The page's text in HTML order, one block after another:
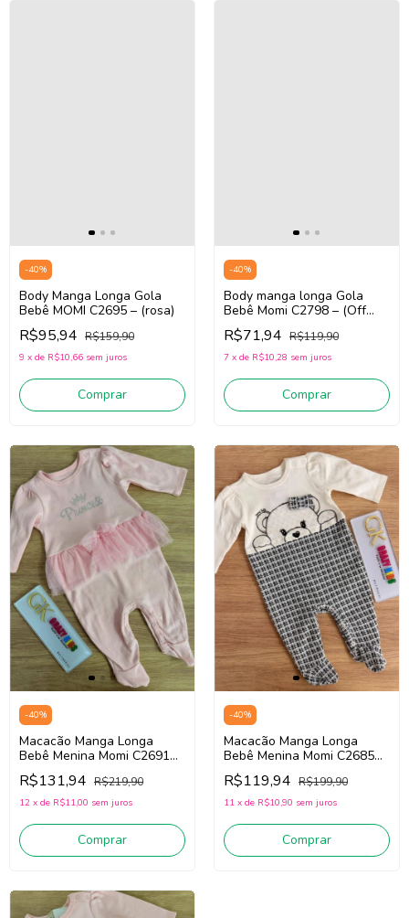
-40%
Body Manga Longa Gola
Bebê MOMI C2695 – (rosa)
R$95,94 R$159,90
9 x de R$10,66 sem juros
Comprar
-40%
Body manga longa Gola
Bebê Momi C2798 – (Off
White) | Lançamento
Inverno 2026
R$71,94 R$119,90
7 x de R$10,28 sem juros
Comprar
-40%
Macacão Manga Longa
Bebê Menina Momi C2691
(Rosa)
R$131,94 R$219,90
12 x de R$11,00 sem juros
Comprar
-40%
Macacão Manga Longa
Bebê Menina Momi C2685
(Off White/Preto)
R$119,94 R$199,90
11 x de R$10,90 sem juros
Comprar